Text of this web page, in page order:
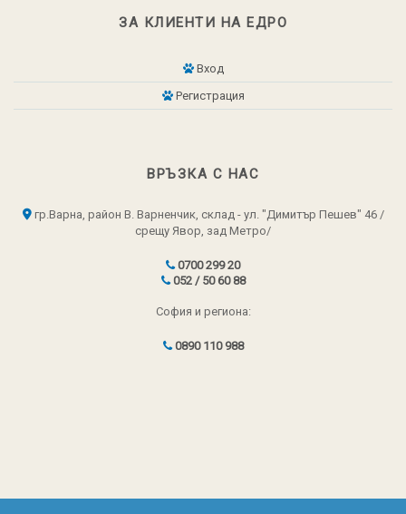
ЗА КЛИЕНТИ НА ЕДРО
Вход
Регистрация
ВРЪЗКА С НАС
гр.Варна, район В. Варненчик, склад - ул. "Димитър Пешев" 46 /
срещу Явор, зад Метро/
0700 299 20
052 / 50 60 88
София и региона:
0890 110 988